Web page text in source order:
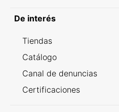
De interés
Tiendas
Catálogo
Canal de denuncias
Certificaciones